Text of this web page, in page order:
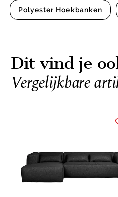
Polyester Hoekbanken
Dit vind je
Vergelijkbare